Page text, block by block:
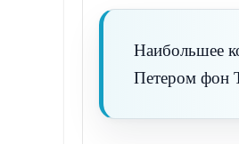
Наибольшее
Петером фон